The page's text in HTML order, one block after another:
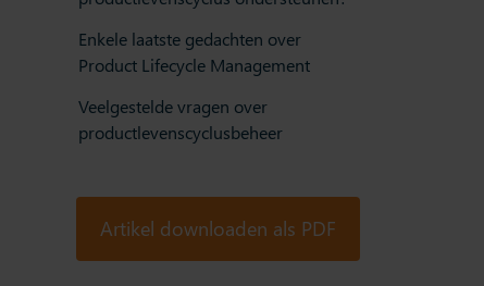
Enkele laatste gedachten over
Product Lifecycle Management
Veelgestelde vragen over
productlevenscyclusbeheer
Artikel downloaden als PDF